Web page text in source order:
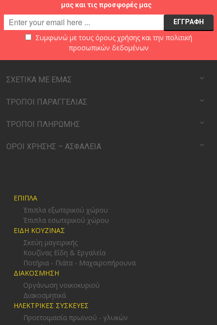
μας και τις προσφορές μας
Συμφωνώ με τους όρους χρήσηςκαι την πολιτική
προσωπικών δεδομένων
ΣΧΕΤΙΚΑ ΜΕ ΕΜΑΣ
ΤΡΟΠΟΙ ΠΑΡΑΓΓΕΛΙΑΣ
ΤΡΟΠΟΙ ΠΛΗΡΩΜΗΣ
ΟΡΟΙ ΧΡΗΣΗΣ – ΑΣΦΑΛΕΙΑ
ΕΠΙΠΛΑ
Έπιπλα εξωτερικού χώρου
Έπιπλα εσωτερικού χώρου
ΕΙΔΗ ΚΟΥΖΙΝΑΣ
Σκεύη μαγειρικής
Κουζίνας Είδη & Εργαλεία
Ποτήρια - Πιάτα - Μαχαιροπήρουνα
ΔΙΑΚΟΣΜΗΣΗ
Οργάνωση νοικοκυριού
Διακοσμητικά
ΗΛΕΚΤΡΙΚΕΣ ΣΥΣΚΕΥΕΣ
Προετοιμασία πρωϊνού - γλυκών